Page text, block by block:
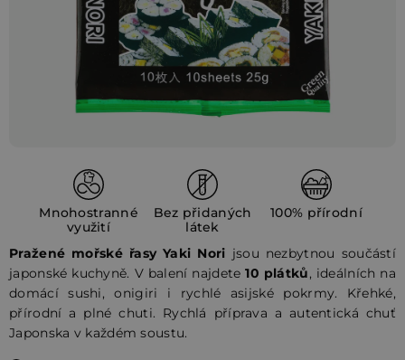
Mnohostranné
využití
Bez přidaných
látek
100% přírodní
Pražené mořské řasy Yaki Nori jsou nezbytnou součástí
japonské kuchyně. V balení najdete10 plátků, ideálních na
domácí sushi, onigiri i rychlé asijské pokrmy. Křehké,
přírodní a plné chuti. Rychlá příprava a autentická chuť
Japonska v každém soustu.